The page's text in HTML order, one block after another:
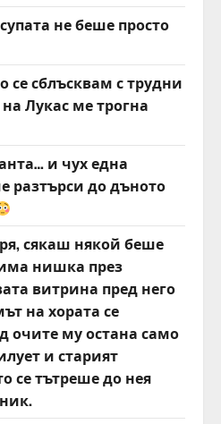
не беше просто
се сблъсквам с трудни
Лукас ме трогна
и чух една
разтърси до дъното
сякаш някой беше
нишка през
витрина пред него
на хората се
очите му остана само
и старият
се тътреше до нея